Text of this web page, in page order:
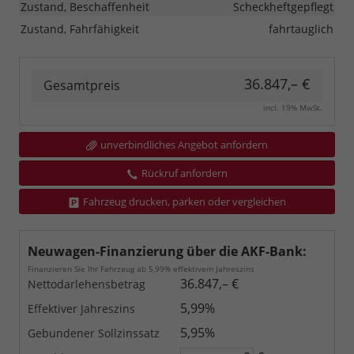
Zustand, Beschaffenheit
Scheckheftgepflegt
Zustand, Fahrfähigkeit
fahrtauglich
Gesamtpreis 36.847,– €
incl. 19% MwSt.
unverbindliches Angebot anfordern
Rückruf anfordern
Fahrzeug drucken, parken oder vergleichen
Neuwagen-Finanzierung über die AKF-Bank:
Finanzieren Sie Ihr Fahrzeug ab 5,99% effektivem Jahreszins
Nettodarlehensbetrag 36.847,– €
Effektiver Jahreszins 5,99%
Gebundener Sollzinssatz 5,95%